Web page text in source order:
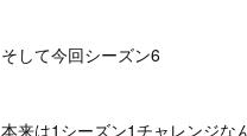
そして今回シーズン6
本来は1シーズン1チャレンジな